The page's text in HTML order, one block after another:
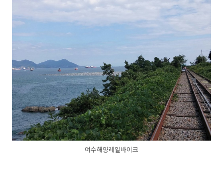
여수해양레일바이크